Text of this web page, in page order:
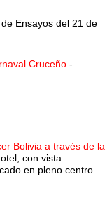
Ensayos del 21 de
Cruceño -
Bolivia a través de la
con vista
en pleno centro